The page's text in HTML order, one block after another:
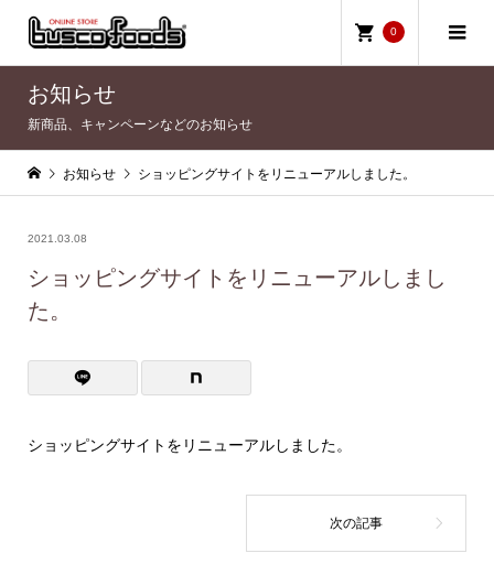
0
お知らせ
新商品、キャンペーンなどのお知らせ
お知らせ ショッピングサイトをリニューアルしました。
2021.03.08
ショッピングサイトをリニューアルしまし
た。
ショッピングサイトをリニューアルしました。